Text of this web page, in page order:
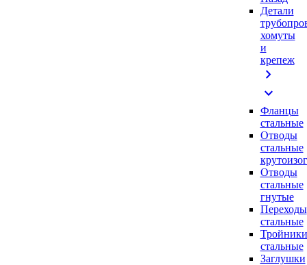
Детали
хомуты
и
крепеж
chevron_right
expand_more
Фланцы
стальные
Отводы
стальные
Отводы
стальные
гнутые
Переходы
стальные
Тройники
стальные
Заглушки